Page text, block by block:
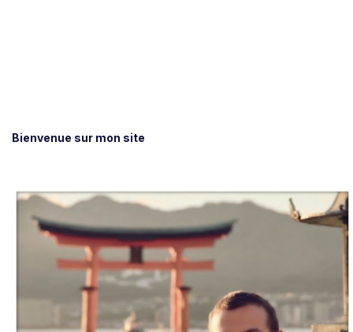
Bienvenue sur mon site